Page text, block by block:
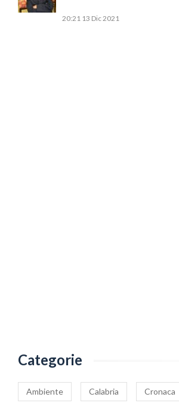
20:21 13 Dic 2021
Categorie
Ambiente Calabria Cronaca